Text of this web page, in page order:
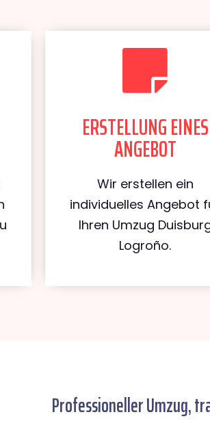
ERSTELLUNG EINES
ANGEBOT
Wir erstellen ein
individuelles Angebot
Ihren Umzug
Logroño.
Professioneller Umzug,